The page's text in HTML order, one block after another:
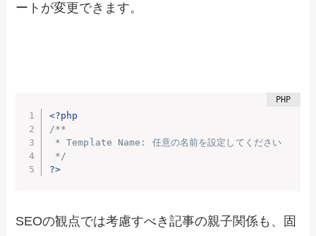
ートが変更できます。
<?php
/**
* Template Name: 任意の名前を設定してください
*/
?>
SEOの観点では考慮すべき記事の親子関係も、固